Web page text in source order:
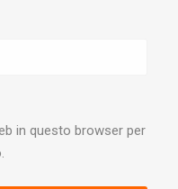
in questo browser per